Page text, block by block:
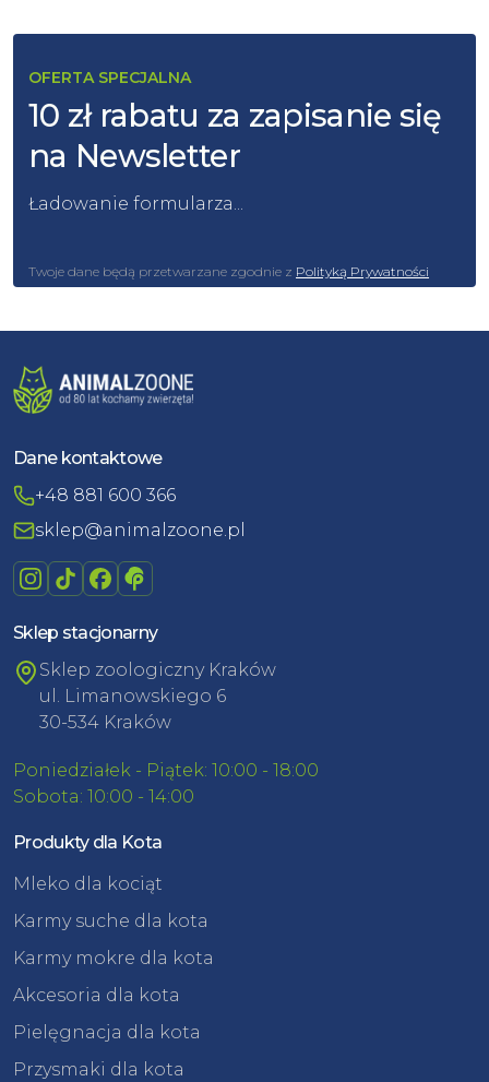
OFERTA SPECJALNA
10 zł rabatu za zapisanie się
na Newsletter
Ładowanie formularza...
Twoje dane będą przetwarzane zgodnie z Polityką Prywatności
Dane kontaktowe
+48 881 600 366
sklep@animalzoone.pl
Sklep stacjonarny
Sklep zoologiczny Kraków
ul. Limanowskiego 6
30-534 Kraków
Poniedziałek - Piątek: 10:00 - 18:00
Sobota: 10:00 - 14:00
Produkty dla Kota
Mleko dla kociąt
Karmy suche dla kota
Karmy mokre dla kota
Akcesoria dla kota
Pielęgnacja dla kota
Przysmaki dla kota